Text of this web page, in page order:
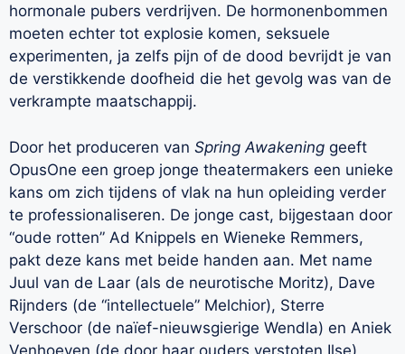
hormonale pubers verdrijven. De hormonenbommen
moeten echter tot explosie komen, seksuele
experimenten, ja zelfs pijn of de dood bevrijdt je van
de verstikkende doofheid die het gevolg was van de
verkrampte maatschappij.
Door het produceren van Spring Awakening geeft
OpusOne een groep jonge theatermakers een unieke
kans om zich tijdens of vlak na hun opleiding verder
te professionaliseren. De jonge cast, bijgestaan door
“oude rotten” Ad Knippels en Wieneke Remmers,
pakt deze kans met beide handen aan. Met name
Juul van de Laar (als de neurotische Moritz), Dave
Rijnders (de “intellectuele” Melchior), Sterre
Verschoor (de naïef-nieuwsgierige Wendla) en Aniek
Venhoeven (de door haar ouders verstoten Ilse)